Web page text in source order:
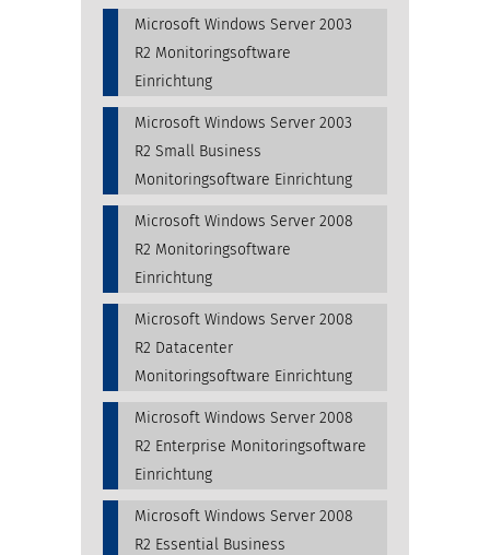
Microsoft Windows Server 2003
R2 Monitoringsoftware
Einrichtung
Microsoft Windows Server 2003
R2 Small Business
Monitoringsoftware Einrichtung
Microsoft Windows Server 2008
R2 Monitoringsoftware
Einrichtung
Microsoft Windows Server 2008
R2 Datacenter
Monitoringsoftware Einrichtung
Microsoft Windows Server 2008
R2 Enterprise Monitoringsoftware
Einrichtung
Microsoft Windows Server 2008
R2 Essential Business